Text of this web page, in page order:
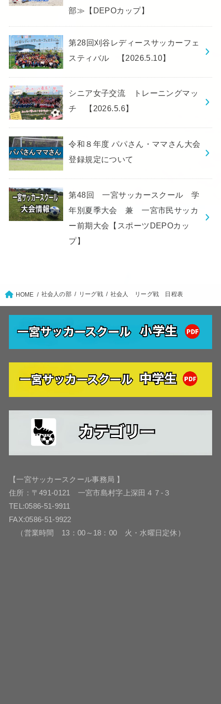
部≫【DEPOカップ】
第28回刈谷レディースサッカーフェ
スティバル 【2026.5.10】
シニア女子交流 トレーニングマッ
チ 【2026.5.6】
令和８年度 パパさん・ママさん大会
登録規定について
第48回 一宮サッカースクール 学
年別夏季大会 兼 一宮市民サッカ
ー前期大会【スポーツDEPOカッ
プ】
HOME 社会人の部 リーグ戦 社会人 リーグ戦 日程表
【一宮サッカースクール事務局 】
住所：〒491-0121 一宮市島村字上深田４７-３
TEL:0586-51-9911
FAX:0586-51-9922
（営業時間 13：00～18：00 火・水曜日定休）